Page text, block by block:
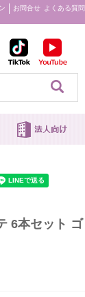
お問合せ よくある質問
6本セット ゴ